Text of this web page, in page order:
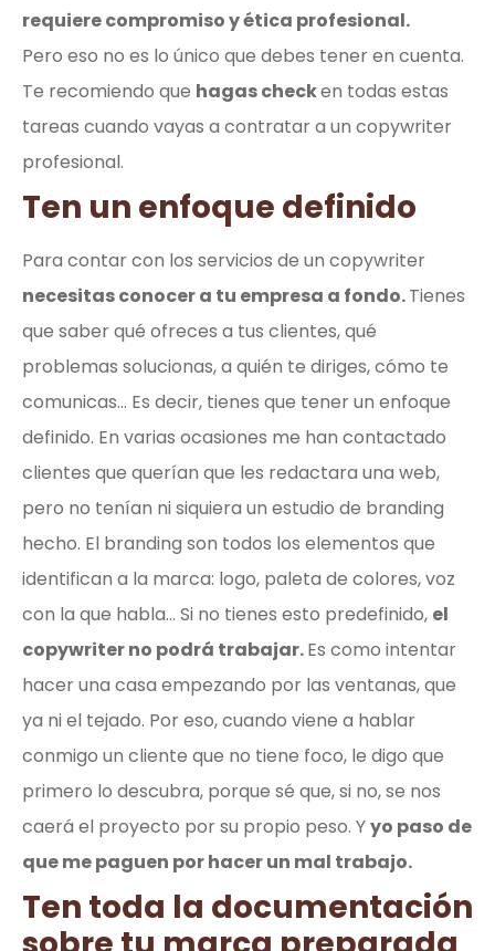
requiere compromiso y ética profesional.
Pero eso no es lo único que debes tener en cuenta.
Te recomiendo que hagas checken todas estas
tareas cuando vayas a contratar a un copywriter
profesional.
Ten un enfoque definido
Para contar con los servicios de un copywriter
necesitas conocer a tu empresa a fondo.Tienes
que saber qué ofreces a tus clientes, qué
problemas solucionas, a quién te diriges, cómo te
comunicas… Es decir, tienes que tener un enfoque
definido. En varias ocasiones me han contactado
clientes que querían que les redactara una web,
pero no tenían ni siquiera un estudio de branding
hecho. El branding son todos los elementos que
identifican a la marca: logo, paleta de colores, voz
con la que habla… Si no tienes esto predefinido, el
copywriter no podrá trabajar.Es como intentar
hacer una casa empezando por las ventanas, que
ya ni el tejado. Por eso, cuando viene a hablar
conmigo un cliente que no tiene foco, le digo que
primero lo descubra, porque sé que, si no, se nos
caerá el proyecto por su propio peso. Yyo paso de
que me paguen por hacer un mal trabajo.
Ten toda la documentación